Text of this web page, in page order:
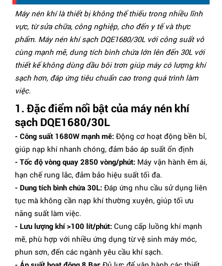
Máy nén khí là thiết bị không thể thiếu trong nhiều lĩnh
vực, từ sửa chữa, công nghiệp, cho đến y tế và thực
phẩm. Máy nén khí sạch DQE1680/30L với công suất vô
cùng mạnh mẽ, dung tích bình chứa lớn lên đến 30L với
thiết kế không dùng dầu bôi trơn giúp máy có lượng khí
sạch hơn, đáp ứng tiêu chuẩn cao trong quá trình làm
việc.
1. Đặc điểm nổi bật của máy nén khí
sạch DQE1680/30L
- Công suất 1680W mạnh mẽ: Động cơ hoạt động bền bỉ,
giúp nạp khí nhanh chóng, đảm bảo áp suất ổn định
- Tốc độ vòng quay 2850 vòng/phút: Máy vận hành êm ái,
hạn chế rung lắc, đảm bảo hiệu suất tối đa.
- Dung tích bình chứa 30L: Đáp ứng nhu cầu sử dụng liên
tục mà không cần nạp khí thường xuyên, giúp tối ưu
năng suất làm việc.
- Lưu lượng khí >100 lít/phút: Cung cấp luồng khí mạnh
mẽ, phù hợp với nhiều ứng dụng từ vệ sinh máy móc,
phun sơn, đến các ngành yêu cầu khí sạch.